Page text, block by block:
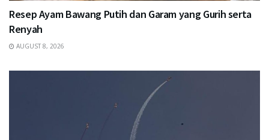
Resep Ayam Bawang Putih dan Garam yang Gurih serta
Renyah
AUGUST 8, 2026